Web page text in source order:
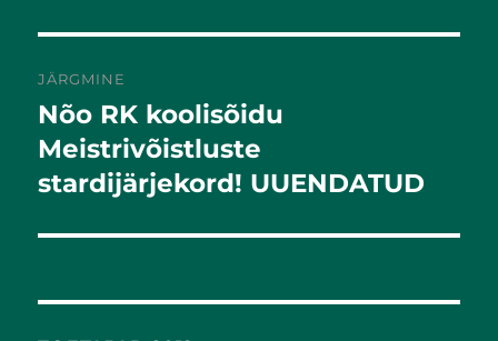
JÄRGMINE
Järgmine
postitus:
Nõo RK koolisõidu
Meistrivõistluste
stardijärjekord! UUENDATUD